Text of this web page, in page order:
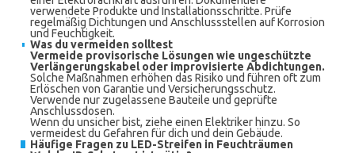
verwendete Produkte und Installationsschritte. Prüfe
regelmäßig Dichtungen und Anschlussstellen auf Korrosion
und Feuchtigkeit.
Was du vermeiden solltest
Vermeide provisorische Lösungen wie ungeschützte
Verlängerungskabel oder improvisierte Abdichtungen.
Solche Maßnahmen erhöhen das Risiko und führen oft zum
Erlöschen von Garantie und Versicherungsschutz.
Verwende nur zugelassene Bauteile und geprüfte
Anschlussdosen.
Wenn du unsicher bist, ziehe einen Elektriker hinzu. So
vermeidest du Gefahren für dich und dein Gebäude.
Häufige Fragen zu LED-Streifen in Feuchträumen